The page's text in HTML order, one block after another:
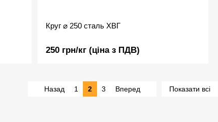
Круг ⌀ 250 сталь ХВГ
250 грн/кг (ціна з ПДВ)
Назад 1 2 3 Вперед Показати всі